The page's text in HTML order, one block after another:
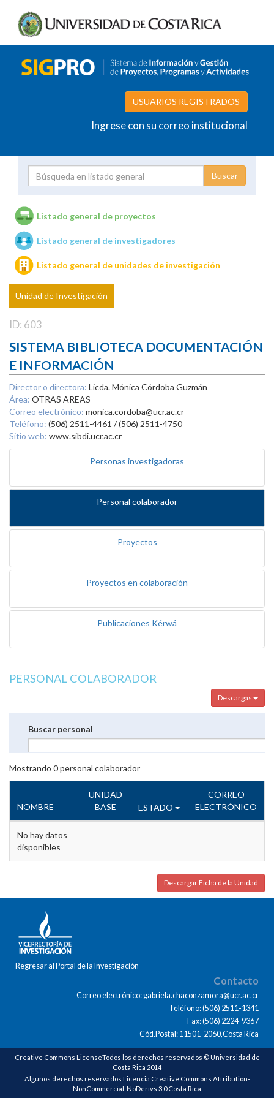
USUARIOS REGISTRADOS
Ingrese con su correo institucional
Unidades de investigación
Listado general de proyectos
Listado general de investigadores
Listado general de unidades de investigación
Unidad de Investigación
ID: 603
SISTEMA BIBLIOTECA DOCUMENTACIÓN
E INFORMACIÓN
Director o directora: Licda. Mónica Córdoba Guzmán
Área: OTRAS AREAS
Correo electrónico: monica.cordoba@ucr.ac.cr
Teléfono: (506) 2511-4461 / (506) 2511-4750
Sitio web: www.sibdi.ucr.ac.cr
Personas investigadoras
Personal colaborador
Proyectos
Proyectos en colaboración
Publicaciones Kérwá
PERSONAL COLABORADOR
Descargas
Buscar personal
Mostrando 0personal colaborador
NOMBRE
UNIDAD
BASE
ESTADO
CORREO
ELECTRÓNICO
No hay datos
disponibles
Descargar Ficha de la Unidad
Regresar al Portal de la Investigación
Contacto
Correo electrónico: gabriela.chaconzamora@ucr.ac.cr
Teléfono: (506) 2511-1341
Fax: (506) 2224-9367
Cód.Postal: 11501-2060,Costa Rica
Creative Commons LicenseTodos los derechos reservados © Universidad de
Costa Rica 2014
Algunos derechos reservados Licencia Creative Commons Attribution-
NonCommercial-NoDerivs 3.0 Costa Rica